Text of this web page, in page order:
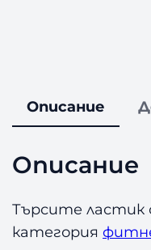
Описание
Описание
Търсите ластик
категория